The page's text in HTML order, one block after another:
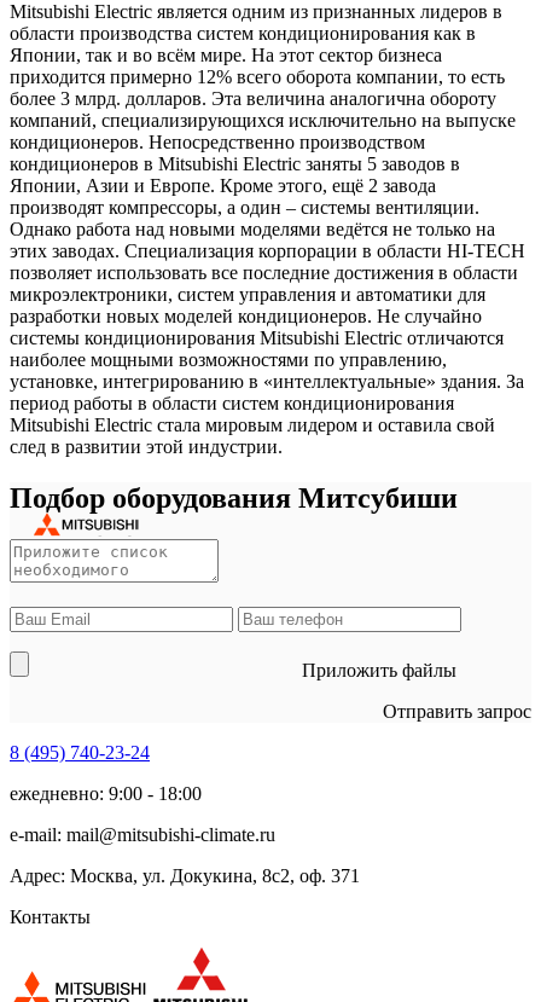
Mitsubishi Electric является одним из признанных лидеров в
области производства систем кондиционирования как в
Японии, так и во всём мире. На этот сектор бизнеса
приходится примерно 12% всего оборота компании, то есть
более 3 млрд. долларов. Эта величина аналогична обороту
компаний, специализирующихся исключительно на выпуске
кондиционеров. Непосредственно производством
кондиционеров в Mitsubishi Electric заняты 5 заводов в
Японии, Азии и Европе. Кроме этого, ещё 2 завода
производят компрессоры, а один – системы вентиляции.
Однако работа над новыми моделями ведётся не только на
этих заводах. Специализация корпорации в области HI-TECH
позволяет использовать все последние достижения в области
микроэлектроники, систем управления и автоматики для
разработки новых моделей кондиционеров. Не случайно
системы кондиционирования Mitsubishi Electric отличаются
наиболее мощными возможностями по управлению,
установке, интегрированию в «интеллектуальные» здания. За
период работы в области систем кондиционирования
Mitsubishi Electric стала мировым лидером и оставила свой
след в развитии этой индустрии.
Подбор оборудования Митсубиши
Приложить файлы
Отправить запрос
8 (495) 740-23-24
ежедневно: 9:00 - 18:00
e-mail: mail@mitsubishi-climate.ru
Адрес: Москва, ул. Докукина, 8с2, оф. 371
Контакты